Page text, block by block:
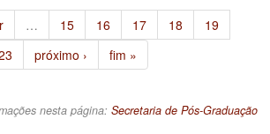
… 15 16 17 18
19
próximo › fim »
nesta página: Secretaria de Pós-Graduação